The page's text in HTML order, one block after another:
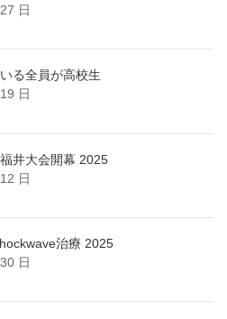
日
る全員が高校生
日
井大会開幕 2025
日
治療 2025
日